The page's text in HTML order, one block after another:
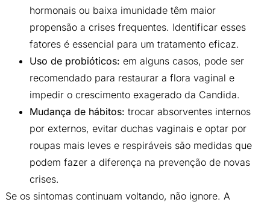
hormonais ou baixa imunidade têm maior
propensão a crises frequentes. Identificar esses
fatores é essencial para um tratamento eficaz.
Uso de probióticos: em alguns casos, pode ser
recomendado para restaurar a flora vaginal e
impedir o crescimento exagerado da Candida.
Mudança de hábitos: trocar absorventes internos
por externos, evitar duchas vaginais e optar por
roupas mais leves e respiráveis são medidas que
podem fazer a diferença na prevenção de novas
crises.
Se os sintomas continuam voltando, não ignore. A